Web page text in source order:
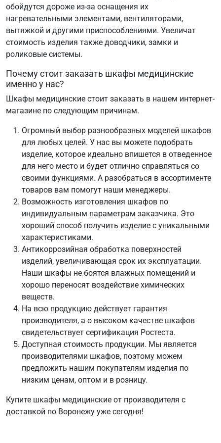
обойдутся дороже из-за оснащения их
нагревательными элементами, вентиляторами,
вытяжкой и другими приспособлениями. Увеличат
стоимость изделия также доводчики, замки и
роликовые системы.
Почему стоит заказать шкафы медицинские
именно у нас?
Шкафы медицинские стоит заказать в нашем интернет-
магазине по следующим причинам.
Огромный выбор разнообразных моделей шкафов
для любых целей. У нас вы можете подобрать
изделие, которое идеально впишется в отведенное
для него место и будет отлично справляться со
своими функциями. А разобраться в ассортименте
товаров вам помогут наши менеджеры.
Возможность изготовления шкафов по
индивидуальным параметрам заказчика. Это
хороший способ получить изделие с уникальными
характеристиками.
Антикоррозийная обработка поверхностей
изделий, увеличивающая срок их эксплуатации.
Наши шкафы не боятся влажных помещений и
хорошо переносят воздействие химических
веществ.
На всю продукцию действует гарантия
производителя, а о высоком качестве шкафов
свидетельствует сертификация Ростеста.
Доступная стоимость продукции. Мы является
производителями шкафов, поэтому можем
предложить нашим покупателям изделия по
низким ценам, оптом и в розницу.
Купите шкафы медицинские от производителя с
доставкой по Воронежу уже сегодня!